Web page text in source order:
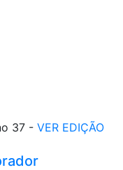
37 - VER EDIÇÃO